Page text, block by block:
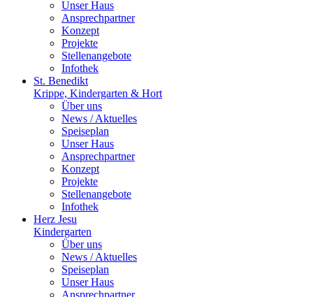
Unser Haus
Ansprechpartner
Konzept
Projekte
Stellenangebote
Infothek
St. Benedikt
Krippe, Kindergarten & Hort
Über uns
News / Aktuelles
Speiseplan
Unser Haus
Ansprechpartner
Konzept
Projekte
Stellenangebote
Infothek
Herz Jesu
Kindergarten
Über uns
News / Aktuelles
Speiseplan
Unser Haus
Ansprechpartner